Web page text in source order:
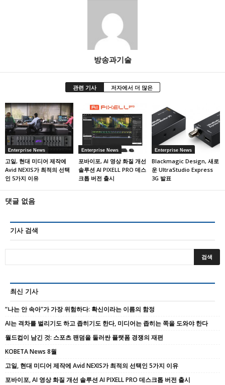
방송과기술
관련 기사 저자에서 더 많은
Enterprise News
고일, 현대 미디어 제작에
Avid NEXIS가 최적의 선택
인 5가지 이유
Enterprise News
포바이포, AI 영상 화질 개선
솔루션 AI PIXELL PRO 데스
크톱 버전 출시
Enterprise News
Blackmagic Design, 새로
운 UltraStudio Express
3G 발표
댓글 없음
기사 검색
최신 기사
“나는 안 속아”가 가장 위험하다: 확신이라는 이름의 함정
AI는 격차를 벌리기도 하고 좁히기도 한다, 미디어는 좁히는 쪽을 도와야 한다
월드컵이 남긴 것: 스포츠 팬덤을 둘러싼 플랫폼 경쟁의 재편
KOBETA News 8월
고일, 현대 미디어 제작에 Avid NEXIS가 최적의 선택인 5가지 이유
포바이포, AI 영상 화질 개선 솔루션 AI PIXELL PRO 데스크톱 버전 출시